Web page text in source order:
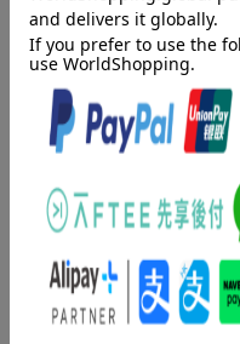
＊6/16配信分
▶作家・橘玲氏ならではの
「小説」+「ノンフィクショ
図表49点の圧倒的ボリューム
◆人気作家・橘玲氏、最新刊
◇〈近未来小説＋金融ガイ
◆誰も経験したことのない
◇あなた自身と家族の暮ら
まったく終わりの見えない物
インフレが続くなかで景気
内容紹介（「BOOK」
普通預金からデリバティブ
全解説。それでもあなたは
目次（「BOOK」デー